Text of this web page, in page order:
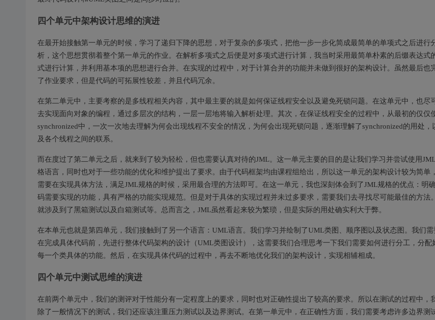
四个单元中架构设计思维的演进
在最开始接触第一单元的时候，学习了递归下降的思想，对于复杂的多项式，把他一步一步化简成最简单的单项式之后进行
析，这个思想贯彻着整个第一单元的作业。在解析多项式之后便是对多项式进行计算，我当时采用最简单朴素的后缀表达式
式进行计算，并利用基本项的思想进行合并。在实现的过程中，对于计算合并的功能并未做到很好的架构设计。虽然最后也
了作业要求，但是代码的可拓展性较差，并且代码冗余。
在第二单元中，主要考察的是多线程相关内容，其中最主要的就是如何保证线程安全以及避免死锁问题。在这单元中，也尽
去实现面向对象的编程，通过多层次的结构，一层一层地将输入解析处理。其次，在保证线程安全的过程中，从最初的仅仅
synchronized中，一次一次地去理解为何会出现线程不安全的情况，为何会出现死锁问题，逐渐理解了synchronized的用处，
及各个线程之间的联系。
而在度过了第二单元之后，就来到了较为轻松，但也需要认真对待的JML。这一单元主要的目的是让我们学习并尝试使用
格语言，同时也对于一些功能的优化和维护提出了要求。由于代码框架均由课程组给出，所以这一单元的架构设计较为简单
需要在实现具体方法，满足JML规格的时候，采用最合理的方法即可。在这一单元，我也深刻体会到了JML规格的优点：明
码需要实现的功能，具有严格的功能实现规范。但是对于具体的实现过程并未过多要求，需要我们去寻找尽可能最佳的方法
就涉及到了黑箱测试以及白箱测试等。总而言之，JML虽然看起来较为繁琐，但是实际的用处确实利大于弊。
在本单元也就是第四单元，我们接触到了另一个语言：UML语言。我们学习并绘制了UML类图、顺序图以及状态图。我们需
在完成具体代码前，先进行整体代码架构的设计（UML类图设计），这需要我们合理思考一下我们需要如何进行分工，分配
每一个类具体的功能。然后，在实现具体代码的过程中，再去不断地优化我们的架构设计，实现相辅相成。
四个单元中测试思维的演进
在前两个单元中，我们的测评对于性能分有一定程度上的要求，同时也对正确性提出了较高的要求。所以在测试的过程中，
除了一般情况下的测试，我们还应该注重压力测试以及边界测试。在第一单元中，在正确性方面，我们需要考虑许多边界测